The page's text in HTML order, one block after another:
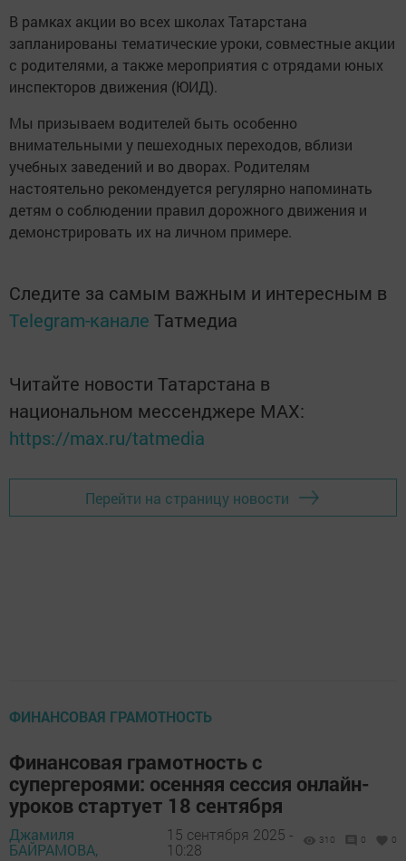
В рамках акции во всех школах Татарстана
запланированы тематические уроки, совместные акции
с родителями, а также мероприятия с отрядами юных
инспекторов движения (ЮИД).
Мы призываем водителей быть особенно
внимательными у пешеходных переходов, вблизи
учебных заведений и во дворах. Родителям
настоятельно рекомендуется регулярно напоминать
детям о соблюдении правил дорожного движения и
демонстрировать их на личном примере.
Следите за самым важным и интересным в
Telegram-канале Татмедиа
Читайте новости Татарстана в
национальном мессенджере MАХ:
https://max.ru/tatmedia
Перейти на страницу новости
ФИНАНСОВАЯ ГРАМОТНОСТЬ
Финансовая грамотность с
супергероями: осенняя сессия онлайн-
уроков стартует 18 сентября
Джамиля
БАЙРАМОВА,
15 сентября 2025 -
10:28
310 0 0